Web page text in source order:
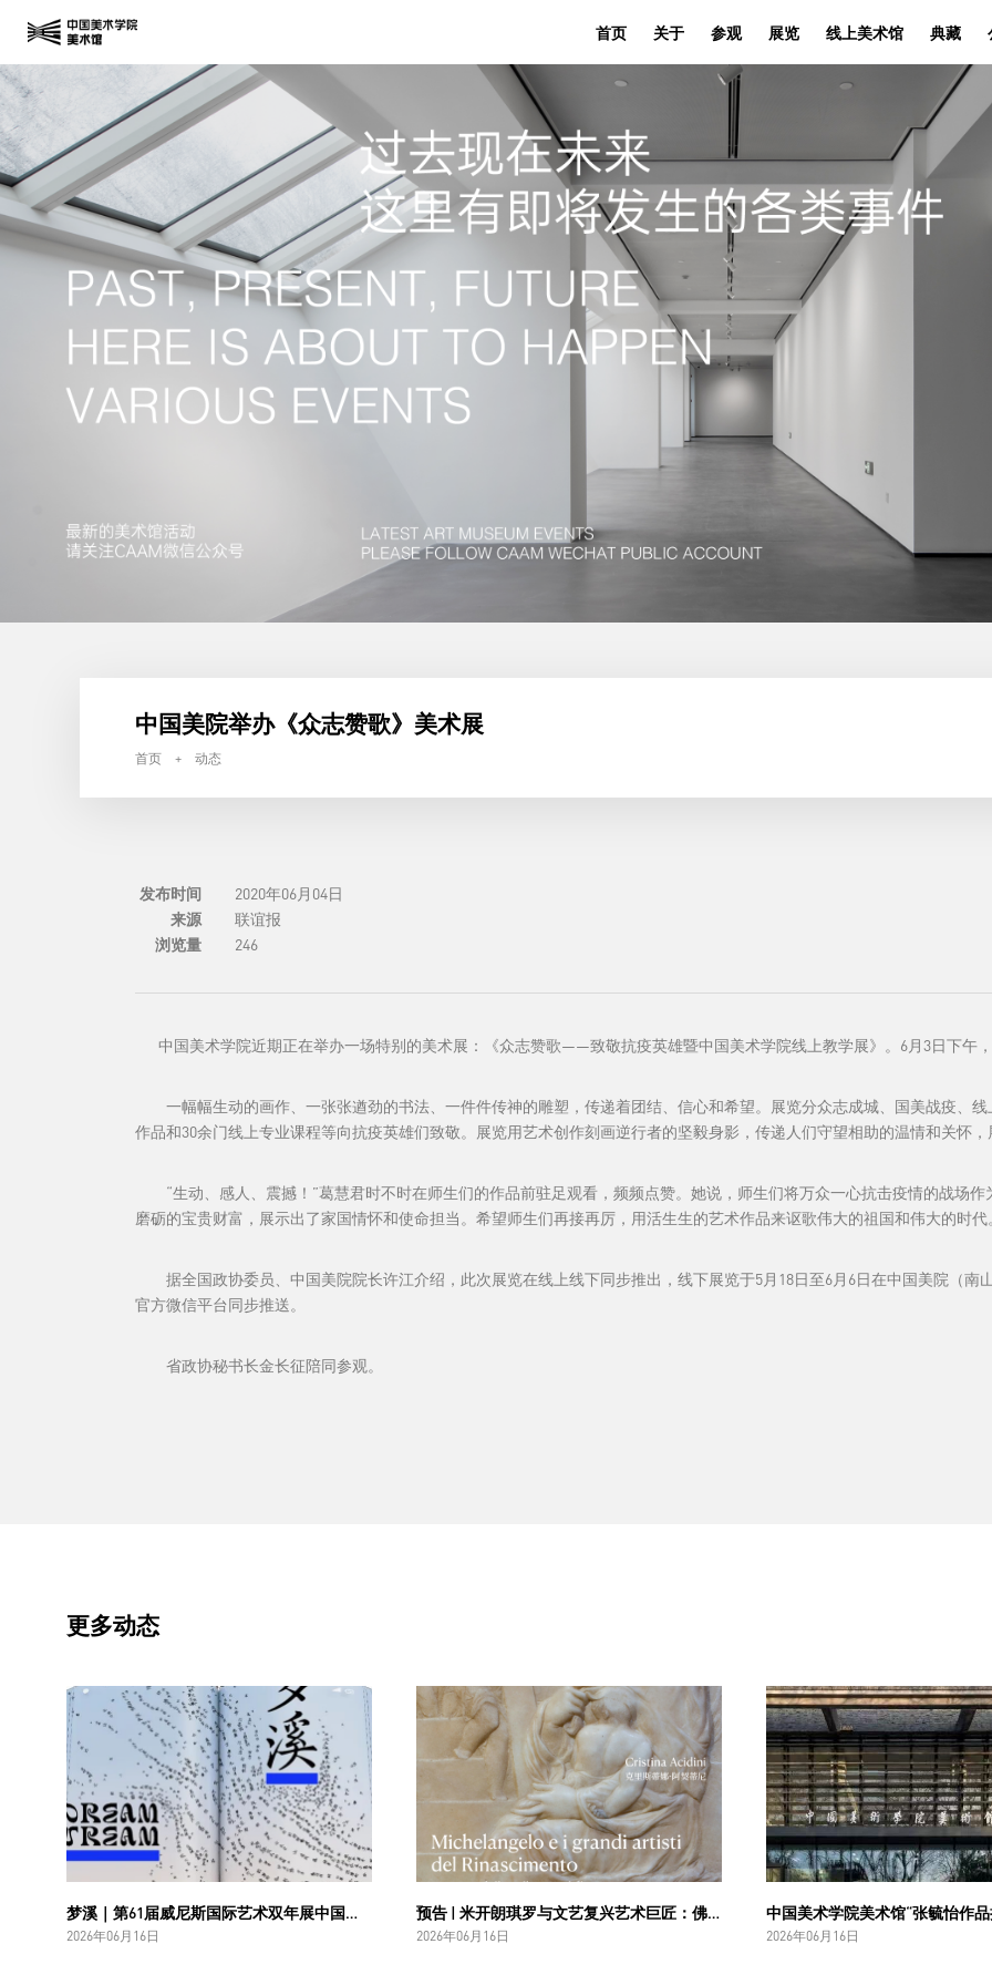
首页 关于 参观 展览 线上美术馆 典藏
中国美院举办《众志赞歌》美术展
首页 + 动态
发布时间
2020年06月04日
来源
联谊报
浏览量
246
中国美术学院近期正在举办一场特别的美术展：《众志赞歌——致敬抗疫英雄暨中国美术学院线上教学展》。6月3日下午
一幅幅生动的画作、一张张遒劲的书法、一件件传神的雕塑，传递着团结、信心和希望。展览分众志成城、国美战疫、线
作品和30余门线上专业课程等向抗疫英雄们致敬。展览用艺术创作刻画逆行者的坚毅身影，传递人们守望相助的温情和关怀
“生动、感人、震撼！”葛慧君时不时在师生们的作品前驻足观看，频频点赞。她说，师生们将万众一心抗击疫情的战场作
磨砺的宝贵财富，展示出了家国情怀和使命担当。希望师生们再接再厉，用活生生的艺术作品来讴歌伟大的祖国和伟大的时代
据全国政协委员、中国美院院长许江介绍，此次展览在线上线下同步推出，线下展览于5月18日至6月6日在中国美院（南
官方微信平台同步推送。
省政协秘书长金长征陪同参观。
更多动态
梦溪｜第61届威尼斯国际艺术双年展中国国家馆主视觉设计
2026年06月16日
预告 | 米开朗琪罗与文艺复兴艺术巨匠：佛罗伦萨博纳罗蒂之家珍藏
2026年06月16日 2026年06月16日